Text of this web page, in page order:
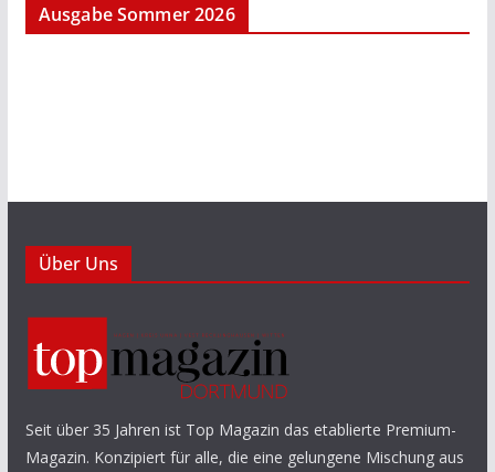
Ausgabe Sommer 2026
Über Uns
Seit über 35 Jahren ist Top Magazin das etablierte Premium-
Magazin. Konzipiert für alle, die eine gelungene Mischung aus